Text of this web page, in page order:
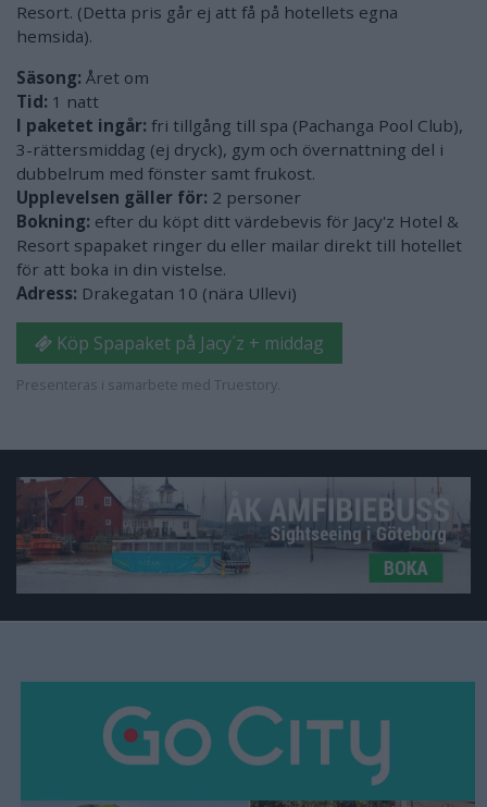
Resort. (Detta pris går ej att få på hotellets egna
hemsida).
Säsong: Året om
Tid: 1 natt
I paketet ingår: fri tillgång till spa (Pachanga Pool Club),
3-rättersmiddag (ej dryck), gym och övernattning del i
dubbelrum med fönster samt frukost.
Upplevelsen gäller för: 2 personer
Bokning: efter du köpt ditt värdebevis för Jacy'z Hotel &
Resort spapaket ringer du eller mailar direkt till hotellet
för att boka in din vistelse.
Adress: Drakegatan 10 (nära Ullevi)
Köp Spapaket på Jacy´z + middag
Presenteras i samarbete med Truestory.